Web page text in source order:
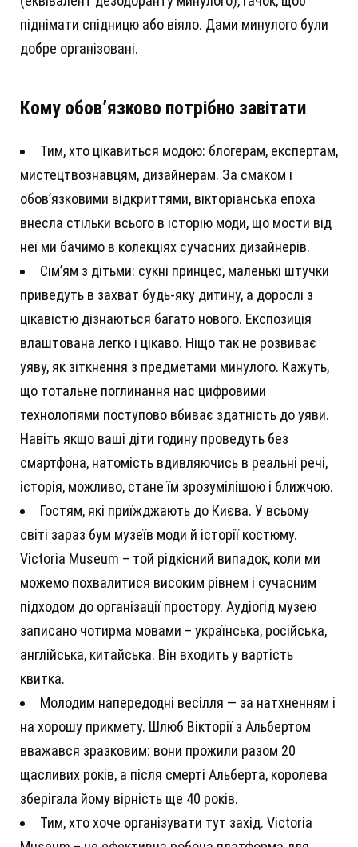
піднімати спідницю або віяло. Дами минулого були
добре організовані.
Кому обов’язково потрібно завітати
Тим, хто цікавиться модою: блогерам, експертам,
мистецтвознавцям, дизайнерам. За смаком і
обов’язковими відкриттями, вікторіанська епоха
внесла стільки всього в історію моди, що мости від
неї ми бачимо в колекціях сучасних дизайнерів.
Сім’ям з дітьми: сукні принцес, маленькі штучки
приведуть в захват будь-яку дитину, а дорослі з
цікавістю дізнаються багато нового. Експозиція
влаштована легко і цікаво. Ніщо так не розвиває
уяву, як зіткнення з предметами минулого. Кажуть,
що тотальне поглинання нас цифровими
технологіями поступово вбиває здатність до уяви.
Навіть якщо ваші діти годину проведуть без
смартфона, натомість вдивляючись в реальні речі,
історія, можливо, стане їм зрозумілішою і ближчою.
Гостям, які приїжджають до Києва. У всьому
світі зараз бум музеїв моди й історії костюму.
Victoria Museum – той рідкісний випадок, коли ми
можемо похвалитися високим рівнем і сучасним
підходом до організації простору. Аудіогід музею
записано чотирма мовами – українська, російська,
англійська, китайська. Він входить у вартість
квитка.
Молодим напередодні весілля — за натхненням і
на хорошу прикмету. Шлюб Вікторії з Альбертом
вважався зразковим: вони прожили разом 20
щасливих років, а після смерті Альберта, королева
зберігала йому вірність ще 40 років.
Тим, хто хоче організувати тут захід. Victoria